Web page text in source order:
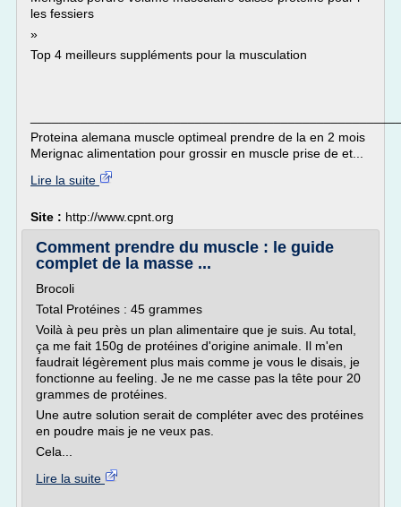
les fessiers
»
Top 4 meilleurs suppléments pour la musculation
Proteina alemana muscle optimeal prendre de la en 2 mois
Merignac alimentation pour grossir en muscle prise de et...
Lire la suite
Site : http://www.cpnt.org
Comment prendre du muscle : le guide
complet de la masse ...
Brocoli
Total Protéines : 45 grammes
Voilà à peu près un plan alimentaire que je suis. Au total,
ça me fait 150g de protéines d'origine animale. Il m'en
faudrait légèrement plus mais comme je vous le disais, je
fonctionne au feeling. Je ne me casse pas la tête pour 20
grammes de protéines.
Une autre solution serait de compléter avec des protéines
en poudre mais je ne veux pas.
Cela...
Lire la suite